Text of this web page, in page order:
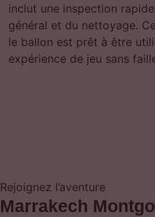
inclut une inspection
général et du nettoyage.
le ballon est prêt à être
expérience de jeu sans
Rejoignez l’aventure
Marrakech